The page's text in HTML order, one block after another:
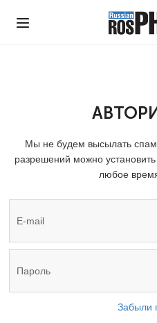
Мы не будем высылать
разрешений можно
любое
Забыли